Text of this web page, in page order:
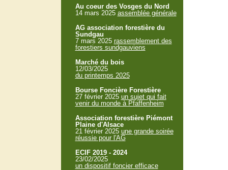
Au coeur des Vosges du Nord
14 mars 2025 assemblée générale
AG association forestière du
Sundgau
7 mars 2025 rassemblement des
forestiers sundgauviens
Marché du bois
12/03/2025
du printemps 2025
Bourse Foncière Forestière
27 février 2025 un sujet qui fait
venir du monde à Pfaffenheim
Association forestière Piémont
Plaine d'Alsace
21 février 2025 une grande soirée
réussie pour l'AG
ECIF 2019 - 2024
23/02/2025
un dispositif foncier efficace